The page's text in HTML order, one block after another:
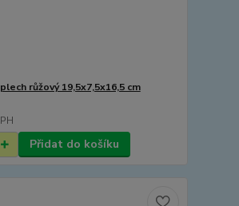
růžový 19,5x7,5x16,5 cm
Přidat do košíku